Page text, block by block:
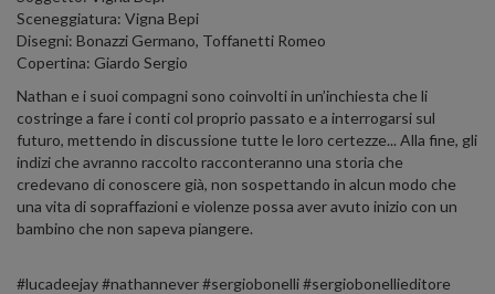
Sceneggiatura: Vigna Bepi
Disegni: Bonazzi Germano, Toffanetti Romeo
Copertina: Giardo Sergio
Nathan e i suoi compagni sono coinvolti in un’inchiesta che li
costringe a fare i conti col proprio passato e a interrogarsi sul
futuro, mettendo in discussione tutte le loro certezze... Alla fine, gli
indizi che avranno raccolto racconteranno una storia che
credevano di conoscere già, non sospettando in alcun modo che
una vita di sopraffazioni e violenze possa aver avuto inizio con un
bambino che non sapeva piangere.
#lucadeejay #nathannever #sergiobonelli #sergiobonellieditore